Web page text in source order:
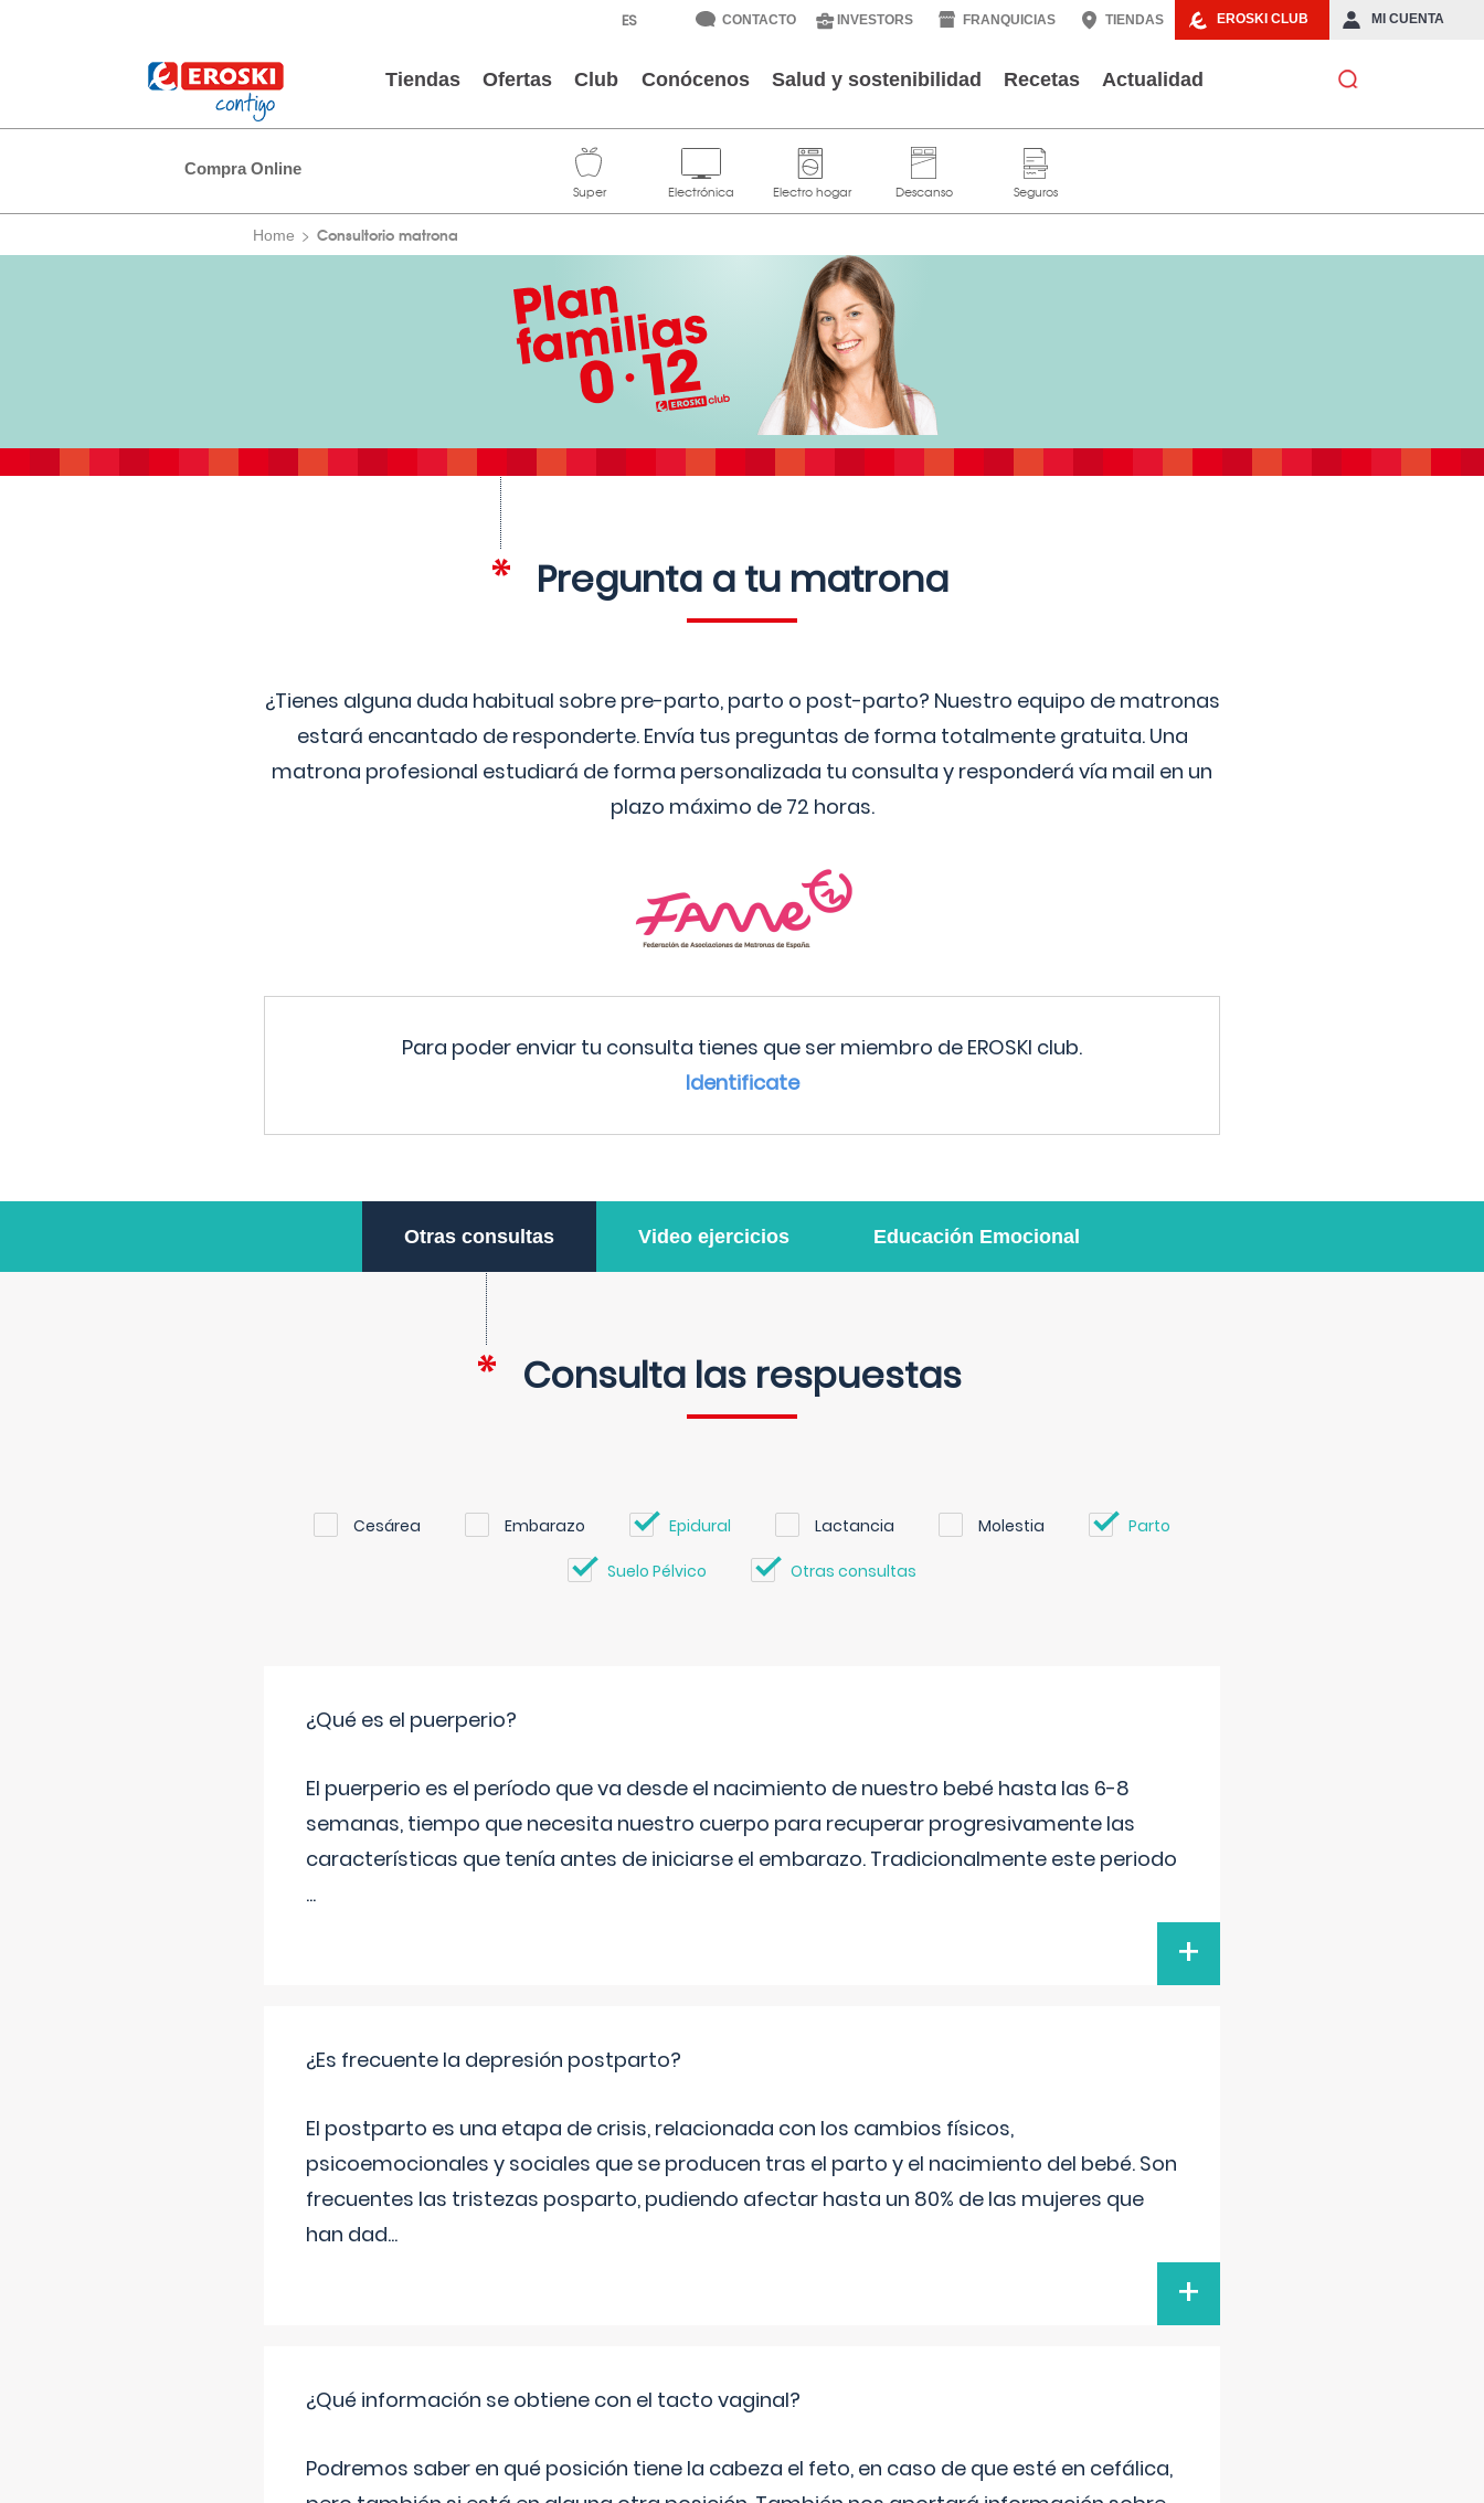
EROSKI CLUB MI CUENTA
CONTACTO INVESTORS FRANQUICIAS TIENDAS
Tiendas Ofertas Club Conócenos Salud y sostenibilidad Recetas Actualidad
Compra Online
Home Consultorio matrona
Pregunta a tu matrona
¿Tienes alguna duda habitual sobre pre-parto, parto o post-parto? Nuestro equipo de matronas
estará encantado de responderte. Envía tus preguntas de forma totalmente gratuita. Una
matrona profesional estudiará de forma personalizada tu consulta y responderá vía mail en un
plazo máximo de 72 horas.
Para poder enviar tu consulta tienes que ser miembro de EROSKI club.
Identificate
Otras consultas Video ejercicios Educación Emocional
Consulta las respuestas
Cesárea Embarazo Epidural Lactancia Molestia Parto
Suelo Pélvico Otras consultas
¿Qué es el puerperio?
El puerperio es el período que va desde el nacimiento de nuestro bebé hasta las 6-8
semanas, tiempo que necesita nuestro cuerpo para recuperar progresivamente las
características que tenía antes de iniciarse el embarazo. Tradicionalmente este periodo
...
+
¿Es frecuente la depresión postparto?
El postparto es una etapa de crisis, relacionada con los cambios físicos,
psicoemocionales y sociales que se producen tras el parto y el nacimiento del bebé. Son
frecuentes las tristezas posparto, pudiendo afectar hasta un 80% de las mujeres que
han dad...
+
¿Qué información se obtiene con el tacto vaginal?
Podremos saber en qué posición tiene la cabeza el feto, en caso de que esté en cefálica,